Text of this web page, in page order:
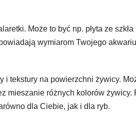
Może to być np. płyta ze
wymiarom Twojego
i tekstury na powierzchni żywicy.
mieszanie różnych kolorów żywicy.
dla Ciebie, jak i dla ryb.